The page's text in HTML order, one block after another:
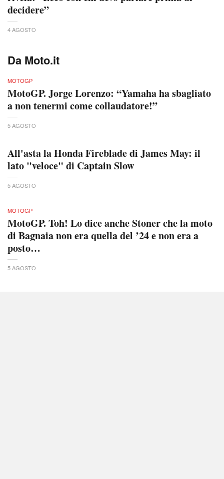
decidere”
4 AGOSTO
Da Moto.it
MOTOGP
MotoGP. Jorge Lorenzo: “Yamaha ha sbagliato
a non tenermi come collaudatore!”
5 AGOSTO
All'asta la Honda Fireblade di James May: il
lato "veloce" di Captain Slow
5 AGOSTO
MOTOGP
MotoGP. Toh! Lo dice anche Stoner che la moto
di Bagnaia non era quella del ’24 e non era a
posto…
5 AGOSTO